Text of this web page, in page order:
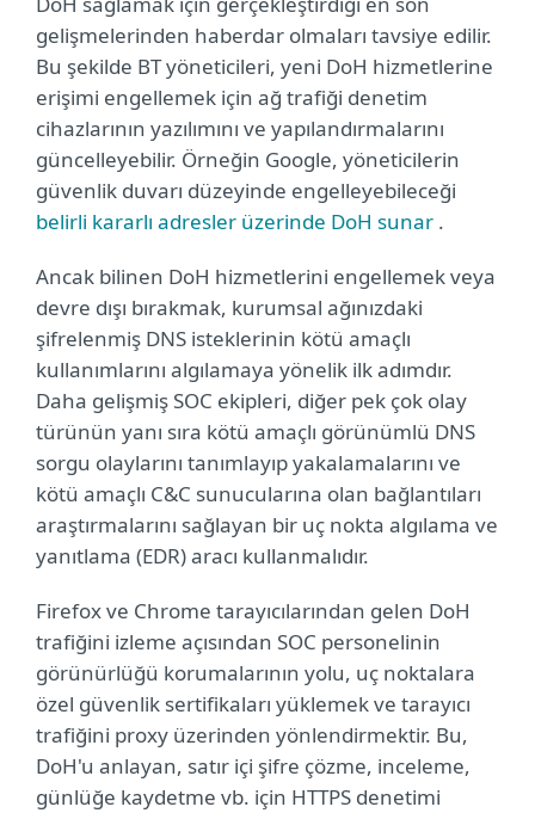
gelişmelerinden haberdar olmaları tavsiye edilir.
Bu şekilde BT yöneticileri, yeni DoH hizmetlerine
erişimi engellemek için ağ trafiği denetim
cihazlarının yazılımını ve yapılandırmalarını
güncelleyebilir. Örneğin Google, yöneticilerin
güvenlik duvarı düzeyinde engelleyebileceği
belirli kararlı adresler üzerinde DoH sunar .
Ancak bilinen DoH hizmetlerini engellemek veya
devre dışı bırakmak, kurumsal ağınızdaki
şifrelenmiş DNS isteklerinin kötü amaçlı
kullanımlarını algılamaya yönelik ilk adımdır.
Daha gelişmiş SOC ekipleri, diğer pek çok olay
türünün yanı sıra kötü amaçlı görünümlü DNS
sorgu olaylarını tanımlayıp yakalamalarını ve
kötü amaçlı C&C sunucularına olan bağlantıları
araştırmalarını sağlayan bir uç nokta algılama ve
yanıtlama (EDR) aracı kullanmalıdır.
Firefox ve Chrome tarayıcılarından gelen DoH
trafiğini izleme açısından SOC personelinin
görünürlüğü korumalarının yolu, uç noktalara
özel güvenlik sertifikaları yüklemek ve tarayıcı
trafiğini proxy üzerinden yönlendirmektir. Bu,
DoH'u anlayan, satır içi şifre çözme, inceleme,
günlüğe kaydetme vb. için HTTPS denetimi